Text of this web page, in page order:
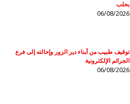
بحلب
06/08/2026
توقيف طبيب من أبناء دير الزور وإحالته إلى فرع
الجرائم الإلكترونية
06/08/2026